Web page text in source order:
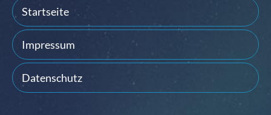
Startseite
Impressum
Datenschutz